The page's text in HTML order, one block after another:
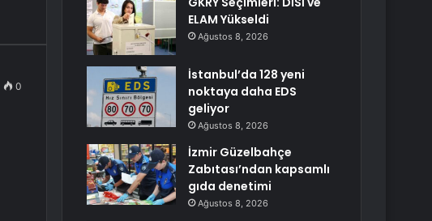
0
ELAM Yükseldi
Ağustos 8, 2026
İstanbul’da 128 yeni
noktaya daha EDS
geliyor
Ağustos 8, 2026
İzmir Güzelbahçe
Zabıtası’ndan kapsamlı
gıda denetimi
Ağustos 8, 2026